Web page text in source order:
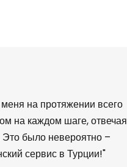
на протяжении всего
на каждом шаге, отвечая
было невероятно –
сервис в Турции!"